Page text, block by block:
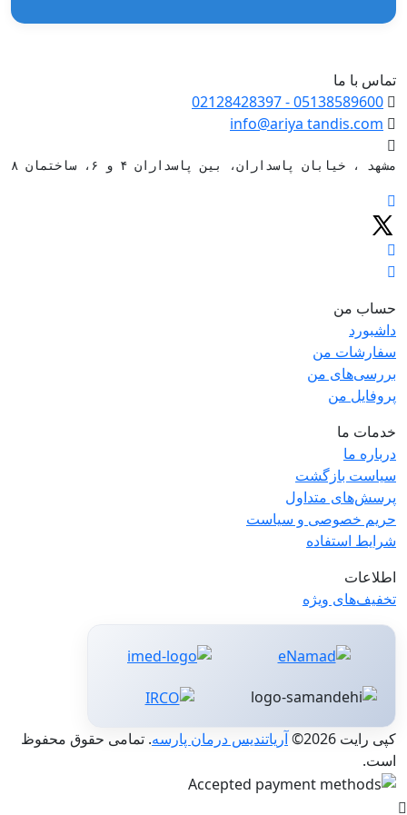
تماس با ما
05138589600
- 02128428397
info@ariya tandis.com
مشهد ، خیابان پاسداران، بین پاسداران ۴ و ۶، ساختمان ۸۸
حساب من
داشبورد
سفارشات من
بررسی‌های من
پروفایل من
خدمات ما
درباره ما
سیاست بازگشت
پرسش‌های متداول
حریم خصوصی و سیاست
شرایط استفاده
اطلاعات
تخفیف‌های ویژه
کپی رایت 2026© آریاتندیس درمان پارسه. تمامی حقوق محفوظ
است.